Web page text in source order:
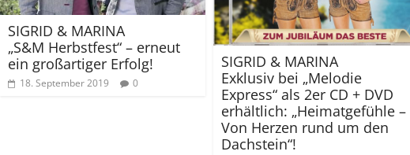
SIGRID & MARINA
„S&M Herbstfest“ – erneut
ein großartiger Erfolg!
18. September 2019 0
SIGRID & MARINA
Exklusiv bei „Melodie
Express“ als 2er CD + DVD
erhältlich: „Heimatgefühle –
Von Herzen rund um den
Dachstein“!